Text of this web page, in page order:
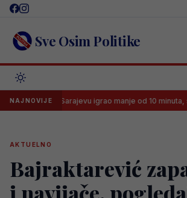
Skip
content Sve Osim Politike
NAJNOVIJE
U Sarajevu igrao manje od 10 minuta, sada je
AKTUELNO
Bajraktarević